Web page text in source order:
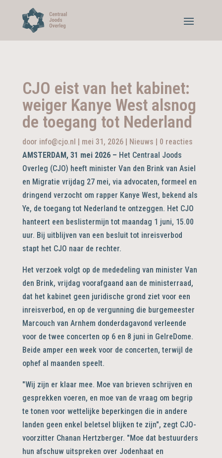
CJO eist van het kabinet:
weiger Kanye West alsnog
de toegang tot Nederland
door info@cjo.nl | mei 31, 2026| Nieuws | 0 reacties
AMSTERDAM, 31 mei 2026 – Het Centraal Joods
Overleg (CJO) heeft minister Van den Brink van Asiel
en Migratie vrijdag 27 mei, via advocaten, formeel en
dringend verzocht om rapper Kanye West, bekend als
Ye, de toegang tot Nederland te ontzeggen. Het CJO
hanteert een beslistermijn tot maandag 1 juni, 15.00
uur. Bij uitblijven van een besluit tot inreisverbod
stapt het CJO naar de rechter.
Het verzoek volgt op de mededeling van minister Van
den Brink, vrijdag voorafgaand aan de ministerraad,
dat het kabinet geen juridische grond ziet voor een
inreisverbod, en op de vergunning die burgemeester
Marcouch van Arnhem donderdagavond verleende
voor de twee concerten op 6 en 8 juni in GelreDome.
Beide amper een week voor de concerten, terwijl de
ophef al maanden speelt.
"Wij zijn er klaar mee. Moe van brieven schrijven en
gesprekken voeren, en moe van de vraag om begrip
te tonen voor wettelijke beperkingen die in andere
landen geen enkel beletsel blijken te zijn", zegt CJO-
voorzitter Chanan Hertzberger. "Moe dat bestuurders
hun afschuw uitspreken over Jodenhaat en